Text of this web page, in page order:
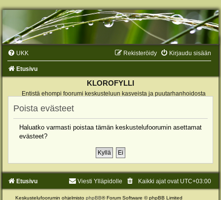
UKK Kirjaudu sisään
Rekisteröidy
Etusivu
KLOROFYLLI
Entistä ehompi foorumi keskusteluun kasveista ja puutarhanhoidosta
Poista evästeet
Haluatko varmasti poistaa tämän keskustelufoorumin asettamat
evästeet?
Etusivu Kaikki ajat ovat UTC+03:00
Viesti Ylläpidolle
Keskustelufoorumin ohjelmisto phpBB® Forum Software © phpBB Limited